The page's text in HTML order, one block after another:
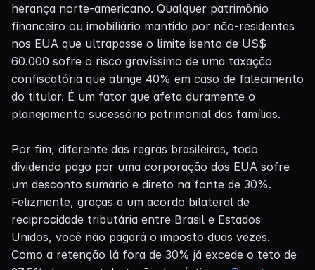
herança norte-americano. Qualquer patrimônio
financeiro ou imobiliário mantido por não-residentes
nos EUA que ultrapasse o limite isento de US$
60.000 sofre o risco gravíssimo de uma taxação
confiscatória que atinge 40% em caso de falecimento
do titular. É um fator que afeta duramente o
planejamento sucessório patrimonial das famílias.
Por fim, diferente das regras brasileiras, todo
dividendo pago por uma corporação dos EUA sofre
um desconto sumário e direto na fonte de 30%.
Felizmente, graças a um acordo bilateral de
reciprocidade tributária entre Brasil e Estados
Unidos, você não pagará o imposto duas vezes.
Como a retenção lá fora de 30% já excede o teto de